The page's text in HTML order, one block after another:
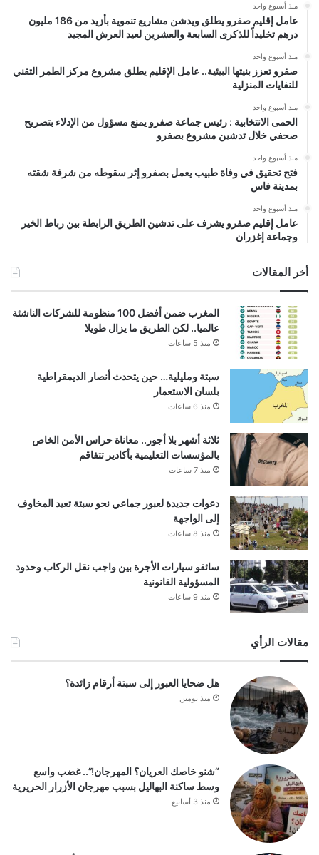
منذ أسبوع واحد
عامل إقليم صفرو يطلق ويدشن مشاريع تنموية بأزيد من 186 مليون
درهم تخليداً للذكرى السابعة والعشرين لعيد العرش المجيد
منذ أسبوع واحد
صفرو تعزز بنيتها البيئية.. عامل الإقليم يطلق مشروع مركز الطمر التقني
للنفايات المنزلية
منذ أسبوع واحد
الحمى الانتخابية : رئيس جماعة صفرو يمنع مسؤول من الإدلاء بتصريح
صحفي خلال تدشين مشروع بصفرو
منذ أسبوع واحد
فتح تحقيق في وفاة طبيب يعمل بصفرو إثر سقوطه من شرفة شقته
بمدينة فاس
منذ أسبوع واحد
عامل إقليم صفرو يشرف على تدشين الطريق الرابطة بين رباط الخير
وجماعة إغزران
أخر المقالات
المغرب ضمن أفضل 100 منظومة للشركات الناشئة
عالميا.. لكن الطريق ما يزال طويلا
منذ 5 ساعات
سبتة ومليلية… حين يتحدث أنصار الديمقراطية
بلسان الاستعمار
منذ 6 ساعات
ثلاثة أشهر بلا أجور.. معاناة حراس الأمن الخاص
بالمؤسسات التعليمية بأكادير تتفاقم
منذ 7 ساعات
دعوات جديدة لعبور جماعي نحو سبتة تعيد المخاوف
إلى الواجهة
منذ 8 ساعات
سائقو سيارات الأجرة بين واجب نقل الركاب وحدود
المسؤولية القانونية
منذ 9 ساعات
مقالات الرأي
هل ضحايا العبور إلى سبتة أرقام زائدة؟
منذ يومين
“شنو خاصك العريان؟ المهرجان!”.. غضب واسع
وسط ساكنة البهاليل بسبب مهرجان الأزرار الحريرية
منذ 3 أسابيع